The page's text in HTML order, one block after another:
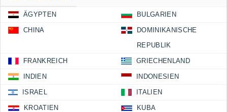
ÄGYPTEN BULGARIEN
CHINA
DOMINIKANISCHE
REPUBLIK
FRANKREICH GRIECHENLAND
INDIEN INDONESIEN
ISRAEL ITALIEN
KROATIEN KUBA